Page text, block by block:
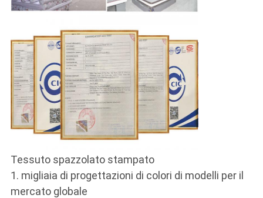
Tessuto spazzolato stampato
1. migliaia di progettazioni di colori di modelli per il
mercato globale